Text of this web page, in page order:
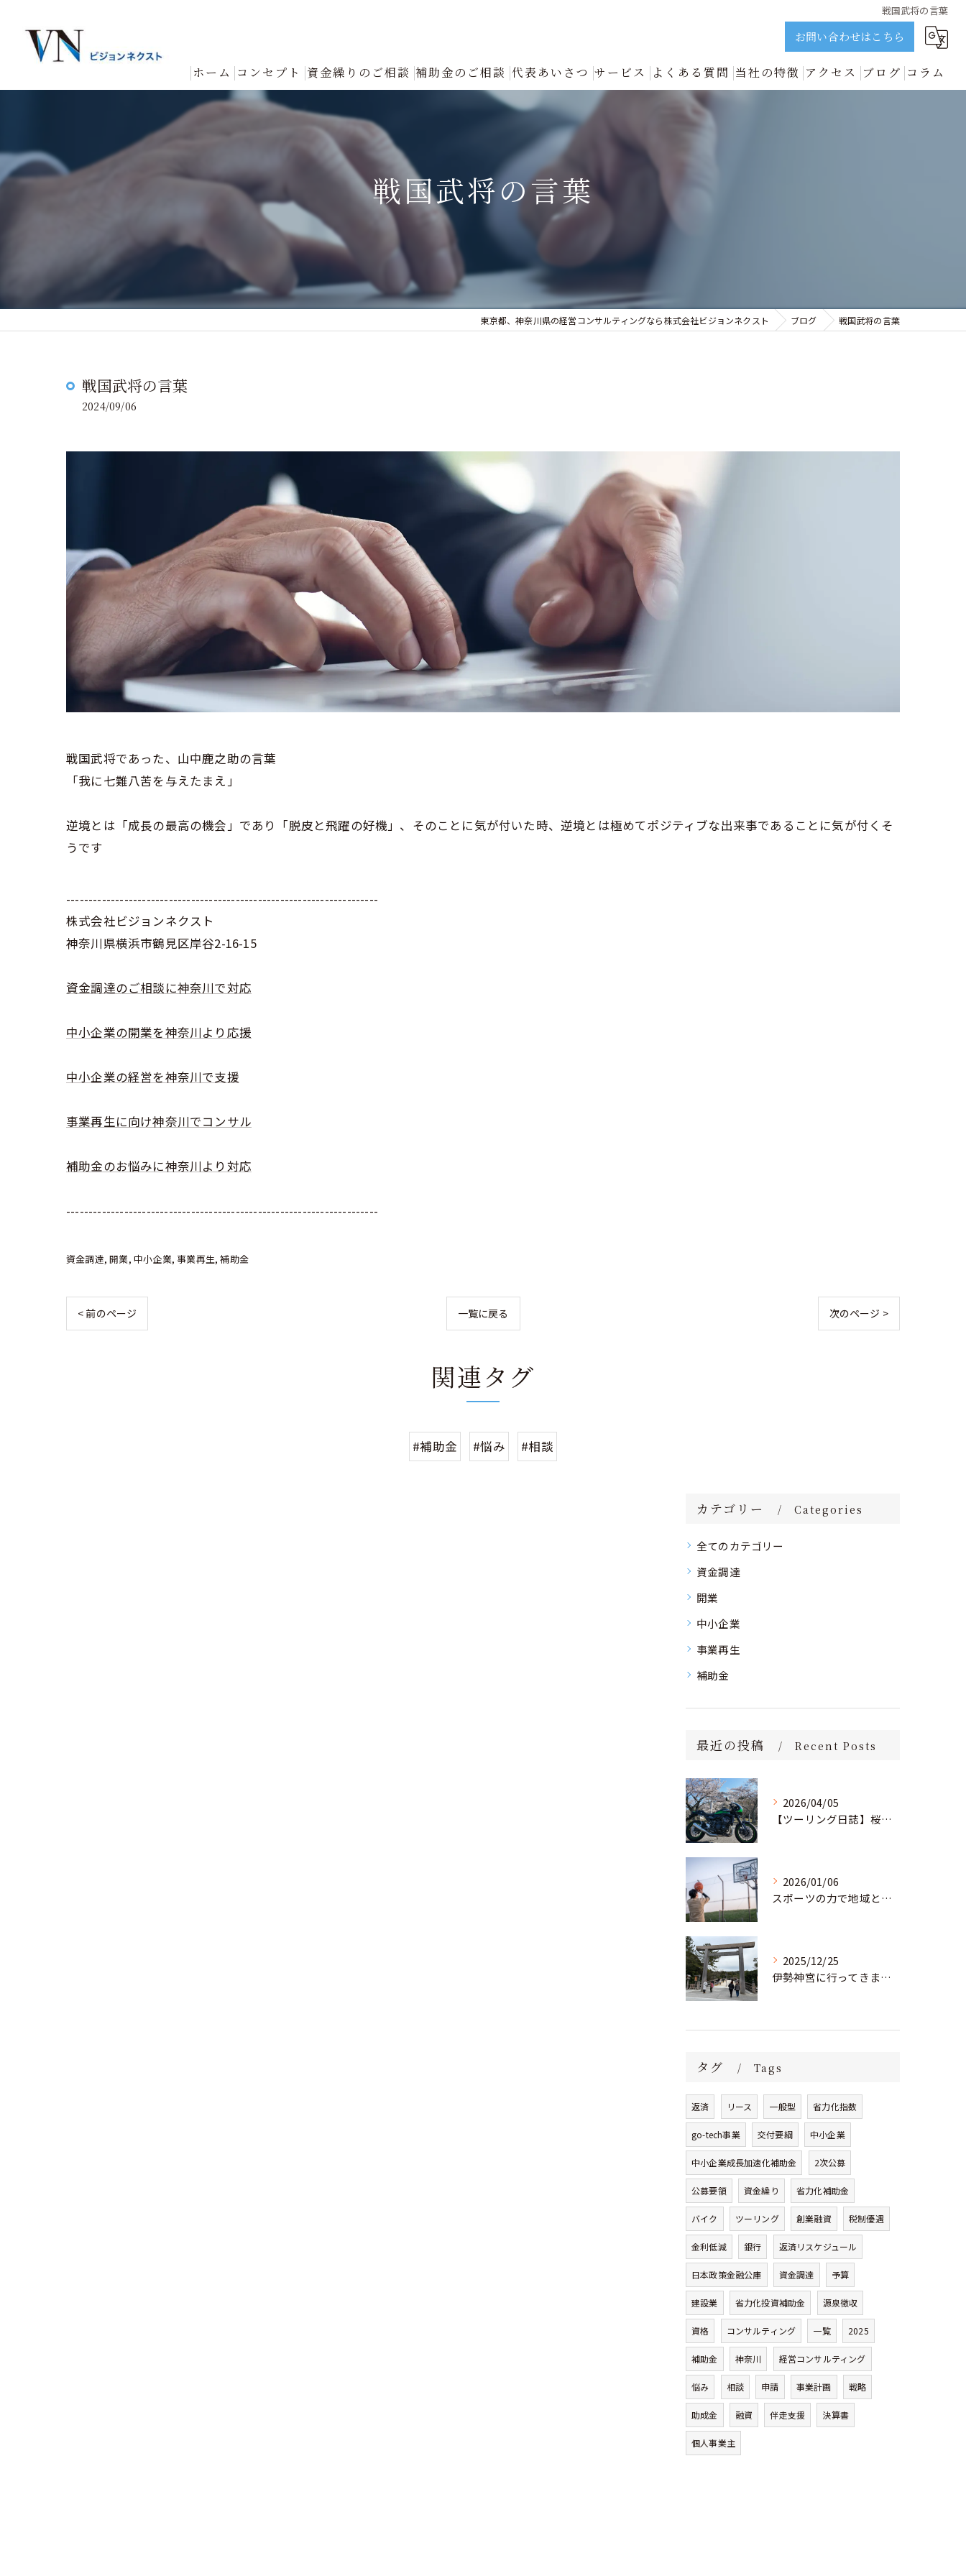
戦国武将の言葉
お問い合わせはこちら
ホーム コンセプト 資金繰りのご相談
創業融資コンサルタントの選び方と成功の秘訣｜確実な資金調達をプロが誠実に解説 | ビジョンネクスト
返済が厳しい
融資について
創業融資
銀行への返済リスケジュール（条件変更）の手続きと進め方｜資金繰り改善のプロが誠実に解説 | ビジョンネクスト
認定支援機関による「税制優遇・金利低減」フル活用支援
補助金のご相談 代表あいさつ サービス よくある質問 当社の特徴 アクセス ブログ コラム
戦国武将の言葉
東京都、神奈川県の経営コンサルティングなら株式会社ビジョンネクスト ブログ 戦国武将の言葉
戦国武将の言葉
2024/09/06
戦国武将であった、山中鹿之助の言葉
「我に七難八苦を与えたまえ」
逆境とは「成長の最高の機会」であり「脱皮と飛躍の好機」、そのことに気が付いた時、逆境とは極めてポジティブな出来事であることに気が付くそ
うです
----------------------------------------------------------------------
株式会社ビジョンネクスト
神奈川県横浜市鶴見区岸谷2-16-15
資金調達のご相談に神奈川で対応
中小企業の開業を神奈川より応援
中小企業の経営を神奈川で支援
事業再生に向け神奈川でコンサル
補助金のお悩みに神奈川より対応
----------------------------------------------------------------------
資金調達 開業 中小企業 事業再生 補助金
< 前のページ 一覧に戻る 次のページ >
関連タグ
#補助金 #悩み #相談
カテゴリー Categories
全てのカテゴリー
資金調達
開業
中小企業
事業再生
補助金
最近の投稿 Recent Posts
2026/04/05
【ツーリング日誌】桜満開！茨城の里山を駆け抜け、愛宕神社へ
2026/01/06
スポーツの力で地域と教育の未来を創る。部活動の「地域移行」に挑む若き起業家
2025/12/25
伊勢神宮に行ってきました！
タグ Tags
返済 リース 一般型 省力化指数
go-tech事業 交付要綱 中小企業
中小企業成長加速化補助金 2次公募
公募要領 資金繰り 省力化補助金
バイク ツーリング 創業融資 税制優遇
金利低減 銀行 返済リスケジュール
日本政策金融公庫 資金調達 予算
建設業 省力化投資補助金 源泉徴収
資格 コンサルティング 一覧 2025
補助金 神奈川 経営コンサルティング
悩み 相談 申請 事業計画 戦略
助成金 融資 伴走支援 決算書
個人事業主